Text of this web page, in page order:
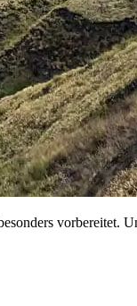
vorbereitet.